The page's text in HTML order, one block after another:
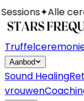
✦Alle
Aanbod
Sound Healing
vrouwen